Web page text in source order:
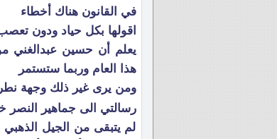
في القانون هناك أخطاء
اقولها بكل حياد ودون
يعلم أن حسين عبدالغني
هذا العام وربما ستستمر
ومن يرى غير ذلك وجهة
رسالتي الى جماهير النصر
لم يتبقى من الجيل